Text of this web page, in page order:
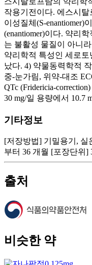
기타정보
[저장방법] 기밀용기,
부터 36 개월 [포장단위]
출처
비슷한 약